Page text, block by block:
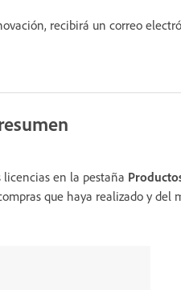
recibirá un correo
en la pestaña
que haya realizado y del